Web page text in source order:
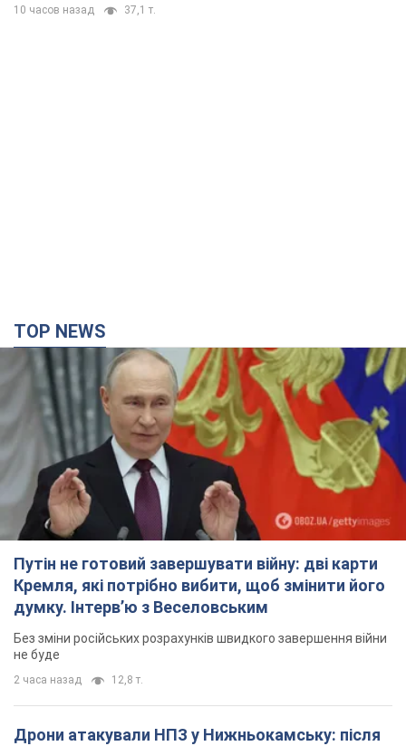
10 часов назад 37,1 т.
TOP NEWS
Путін не готовий завершувати війну: дві карти
Кремля, які потрібно вибити, щоб змінити його
думку. Інтерв’ю з Веселовським
Без зміни російських розрахунків швидкого завершення війни
не буде
2 часа назад 12,8 т.
Дрони атакували НПЗ у Нижньокамську: після